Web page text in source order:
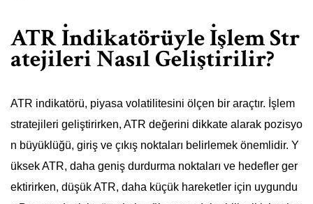
ATR İndikatörüyle İşlem Str
atejileri Nasıl Geliştirilir?
ATR indikatörü, piyasa volatilitesini ölçen bir araçtır. İşlem
stratejileri geliştirirken, ATR değerini dikkate alarak pozisyo
n büyüklüğü, giriş ve çıkış noktaları belirlemek önemlidir. Y
üksek ATR, daha geniş durdurma noktaları ve hedefler ger
ektirirken, düşük ATR, daha küçük hareketler için uygundu